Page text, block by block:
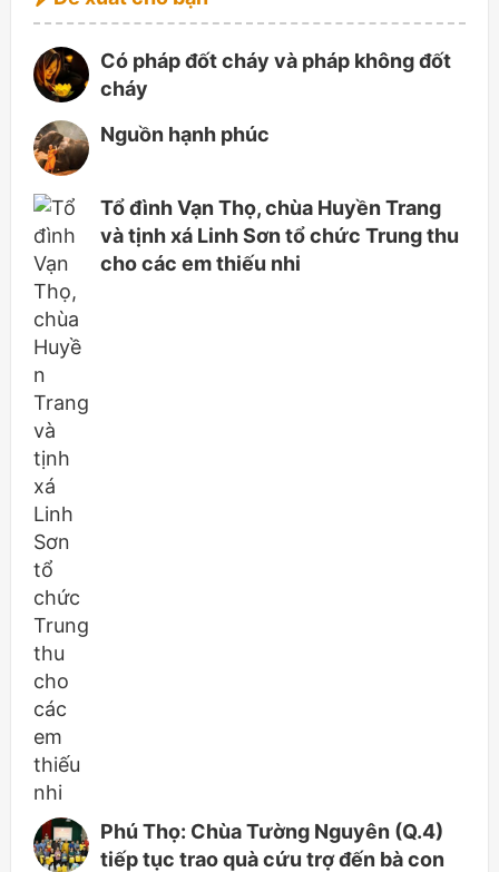
Có pháp đốt cháy và pháp không đốt
cháy
Nguồn hạnh phúc
Tổ đình Vạn Thọ, chùa Huyền Trang
và tịnh xá Linh Sơn tổ chức Trung thu
cho các em thiếu nhi
Phú Thọ: Chùa Tường Nguyên (Q.4)
tiếp tục trao quà cứu trợ đến bà con